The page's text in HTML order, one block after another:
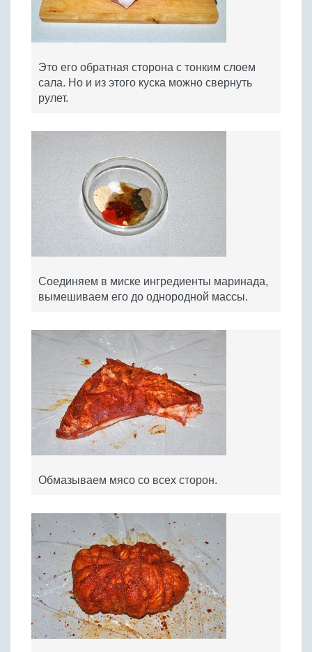
Это его обратная сторона с тонким слоем
сала. Но и из этого куска можно свернуть
рулет.
Соединяем в миске ингредиенты маринада,
вымешиваем его до однородной массы.
Обмазываем мясо со всех сторон.